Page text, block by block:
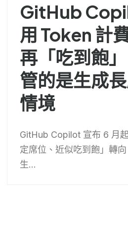
GitHub
用 Token 計
再「吃到飽
管的是生成
情境
GitHub Copilot 宣布 6 月
定席位、近似吃到飽」轉
生...